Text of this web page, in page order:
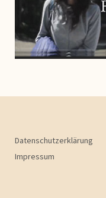
Datenschutzerklärung
Impressum